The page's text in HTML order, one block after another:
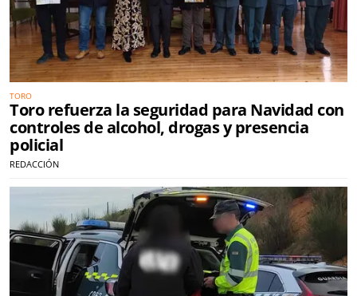
TORO
Toro refuerza la seguridad para Navidad con
controles de alcohol, drogas y presencia
policial
REDACCIÓN